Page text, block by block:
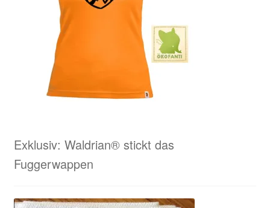
Exklusiv: Waldrian® stickt das
Fuggerwappen